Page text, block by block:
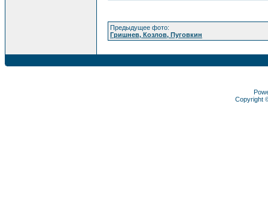
Предыдущее фото:
Гришнев, Козлов, Пуговкин
Copyright